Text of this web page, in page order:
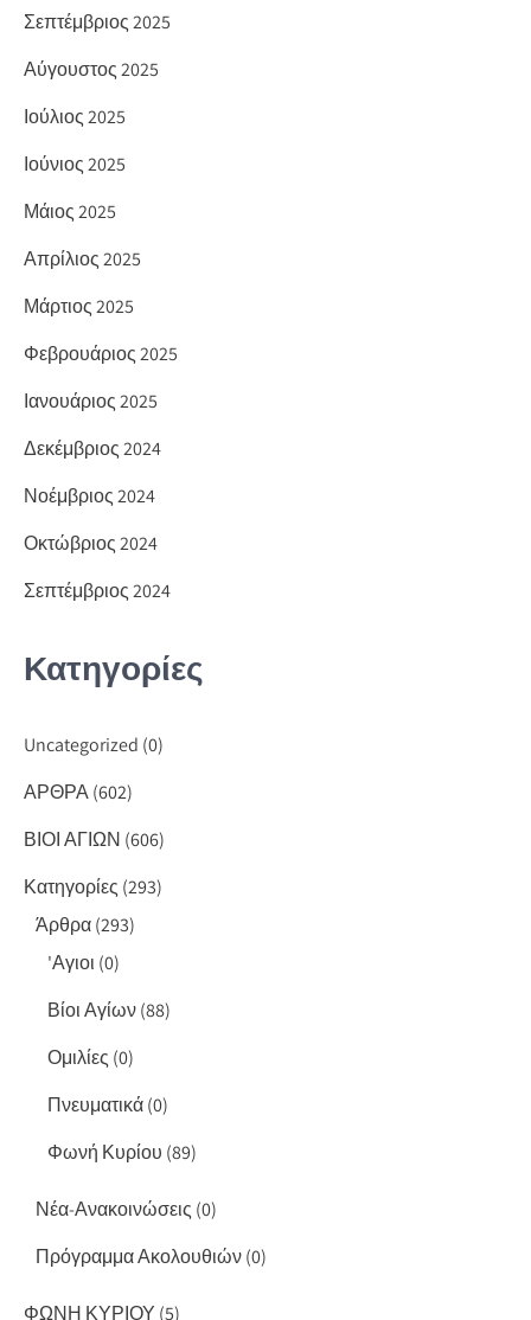
Σεπτέμβριος 2025
Αύγουστος 2025
Ιούλιος 2025
Ιούνιος 2025
Μάιος 2025
Απρίλιος 2025
Μάρτιος 2025
Φεβρουάριος 2025
Ιανουάριος 2025
Δεκέμβριος 2024
Νοέμβριος 2024
Οκτώβριος 2024
Σεπτέμβριος 2024
Κατηγορίες
Uncategorized (0)
ΑΡΘΡΑ(602)
ΒΙΟΙ ΑΓΙΩΝ (606)
Κατηγορίες (293)
Άρθρα(293)
'Αγιοι (0)
Βίοι Αγίων(88)
Ομιλίες (0)
Πνευματικά(0)
Φωνή Κυρίου (89)
Νέα-Ανακοινώσεις (0)
Πρόγραμμα Ακολουθιών(0)
ΦΩΝΗ ΚΥΡΙΟΥ (5)